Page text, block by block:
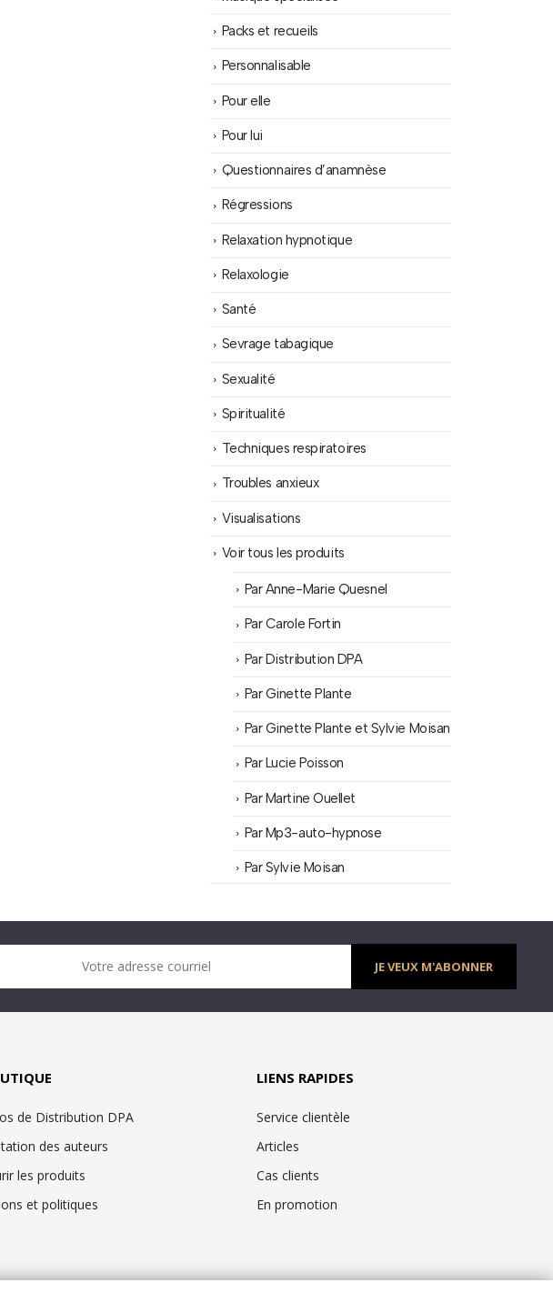
Packs et recueils
Personnalisable
Pour elle
Pour lui
Questionnaires d’anamnèse
Régressions
Relaxation hypnotique
Relaxologie
Santé
Sevrage tabagique
Sexualité
Spiritualité
Techniques respiratoires
Troubles anxieux
Visualisations
Voir tous les produits
Par Anne-Marie Quesnel
Par Carole Fortin
Par Distribution DPA
Par Ginette Plante
Par Ginette Plante et Sylvie Moisan
Par Lucie Poisson
Par Martine Ouellet
Par Mp3-auto-hypnose
Par Sylvie Moisan
Votre adresse courriel JE VEUX M'ABONNER
de Distribution DPA
des auteurs
les produits
et politiques
LIENS RAPIDES
Service clientèle
Articles
Cas clients
En promotion